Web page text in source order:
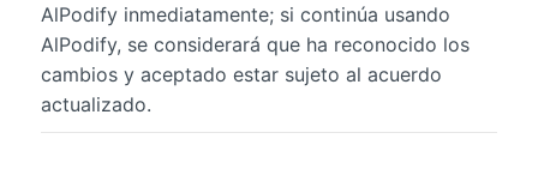
AlPodify inmediatamente; si continúa usando
AlPodify, se considerará que ha reconocido los
cambios y aceptado estar sujeto al acuerdo
actualizado.